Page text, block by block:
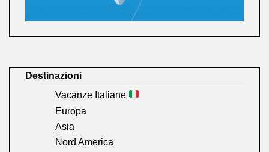
Destinazioni
Vacanze Italiane
Europa
Asia
Nord America